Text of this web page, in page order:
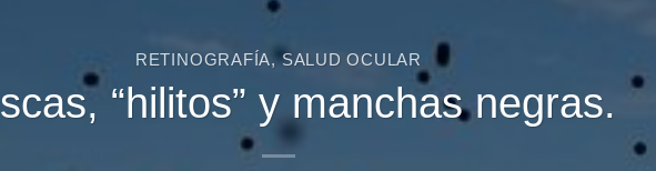
RETINOGRAFÍA,SALUD OCULAR
“hilitos” y manchas negras.